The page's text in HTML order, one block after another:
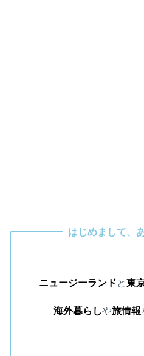
はじめまして、
ニュージーランドと東
海外暮らしや旅情報